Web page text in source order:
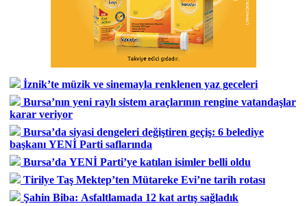
İznik’te müzik ve sinemayla renklenen yaz geceleri
Bursa’nın yeni raylı sistem araçlarının rengine vatandaşlar
karar veriyor
Bursa’da siyasi dengeleri değiştiren geçiş: 6 belediye
başkanı YENİ Parti saflarında
Bursa’da YENİ Parti’ye katılan isimler belli oldu
Tirilye Taş Mektep’ten Mütareke Evi’ne tarih rotası
Şahin Biba: Asfaltlamada 12 kat artış sağladık